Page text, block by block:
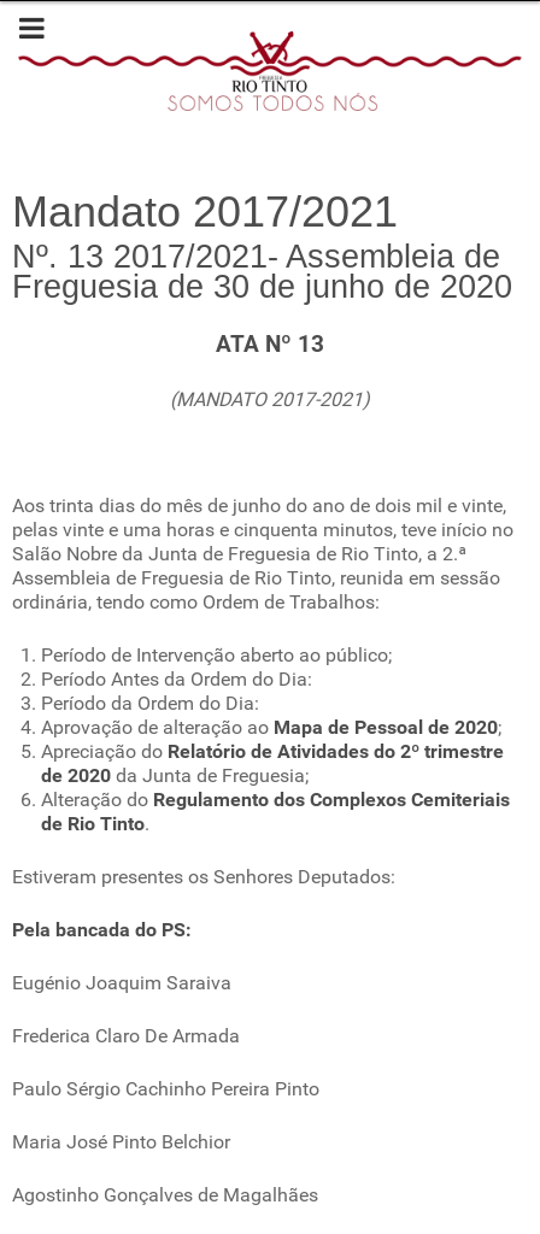
Mandato 2017/2021
Nº. 13 2017/2021- Assembleia de
Freguesia de 30 de junho de 2020
ATA Nº 13
(MANDATO 2017-2021)
Aos trinta dias do mês de junho do ano de dois mil e vinte,
pelas vinte e uma horas e cinquenta minutos, teve início no
Salão Nobre da Junta de Freguesia de Rio Tinto, a 2.ª
Assembleia de Freguesia de Rio Tinto, reunida em sessão
ordinária, tendo como Ordem de Trabalhos:
Período de Intervenção aberto ao público;
Período Antes da Ordem do Dia:
Período da Ordem do Dia:
Aprovação de alteração ao Mapa de Pessoal de 2020;
Apreciação do Relatório de Atividades do 2º trimestre
de 2020 da Junta de Freguesia;
Alteração do Regulamento dos Complexos Cemiteriais
de Rio Tinto.
Estiveram presentes os Senhores Deputados:
Pela bancada do PS:
Eugénio Joaquim Saraiva
Frederica Claro De Armada
Paulo Sérgio Cachinho Pereira Pinto
Maria José Pinto Belchior
Agostinho Gonçalves de Magalhães